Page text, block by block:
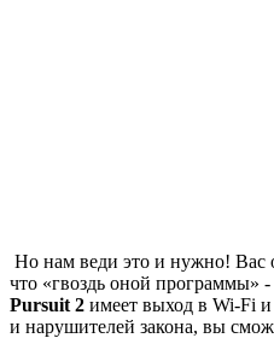
Но нам веди это и нужно! Вас
что «гвоздь оной программы»
Pursuit 2 имеет выход в Wi-Fi и
и нарушителей закона, вы